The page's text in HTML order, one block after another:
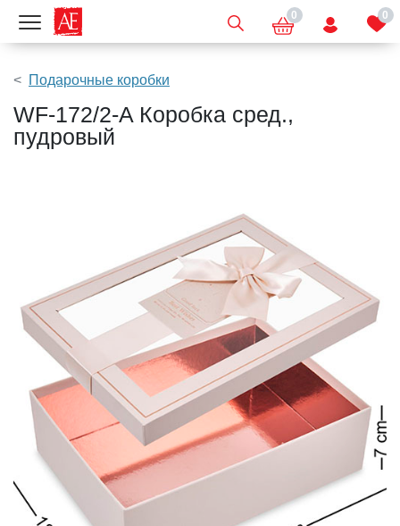
Показать меню 0 0
Подарочные коробки
WF-172/2-A Коробка сред.,
пудровый